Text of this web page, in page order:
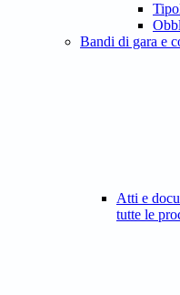
Bandi di gara e
Atti e
tutte le